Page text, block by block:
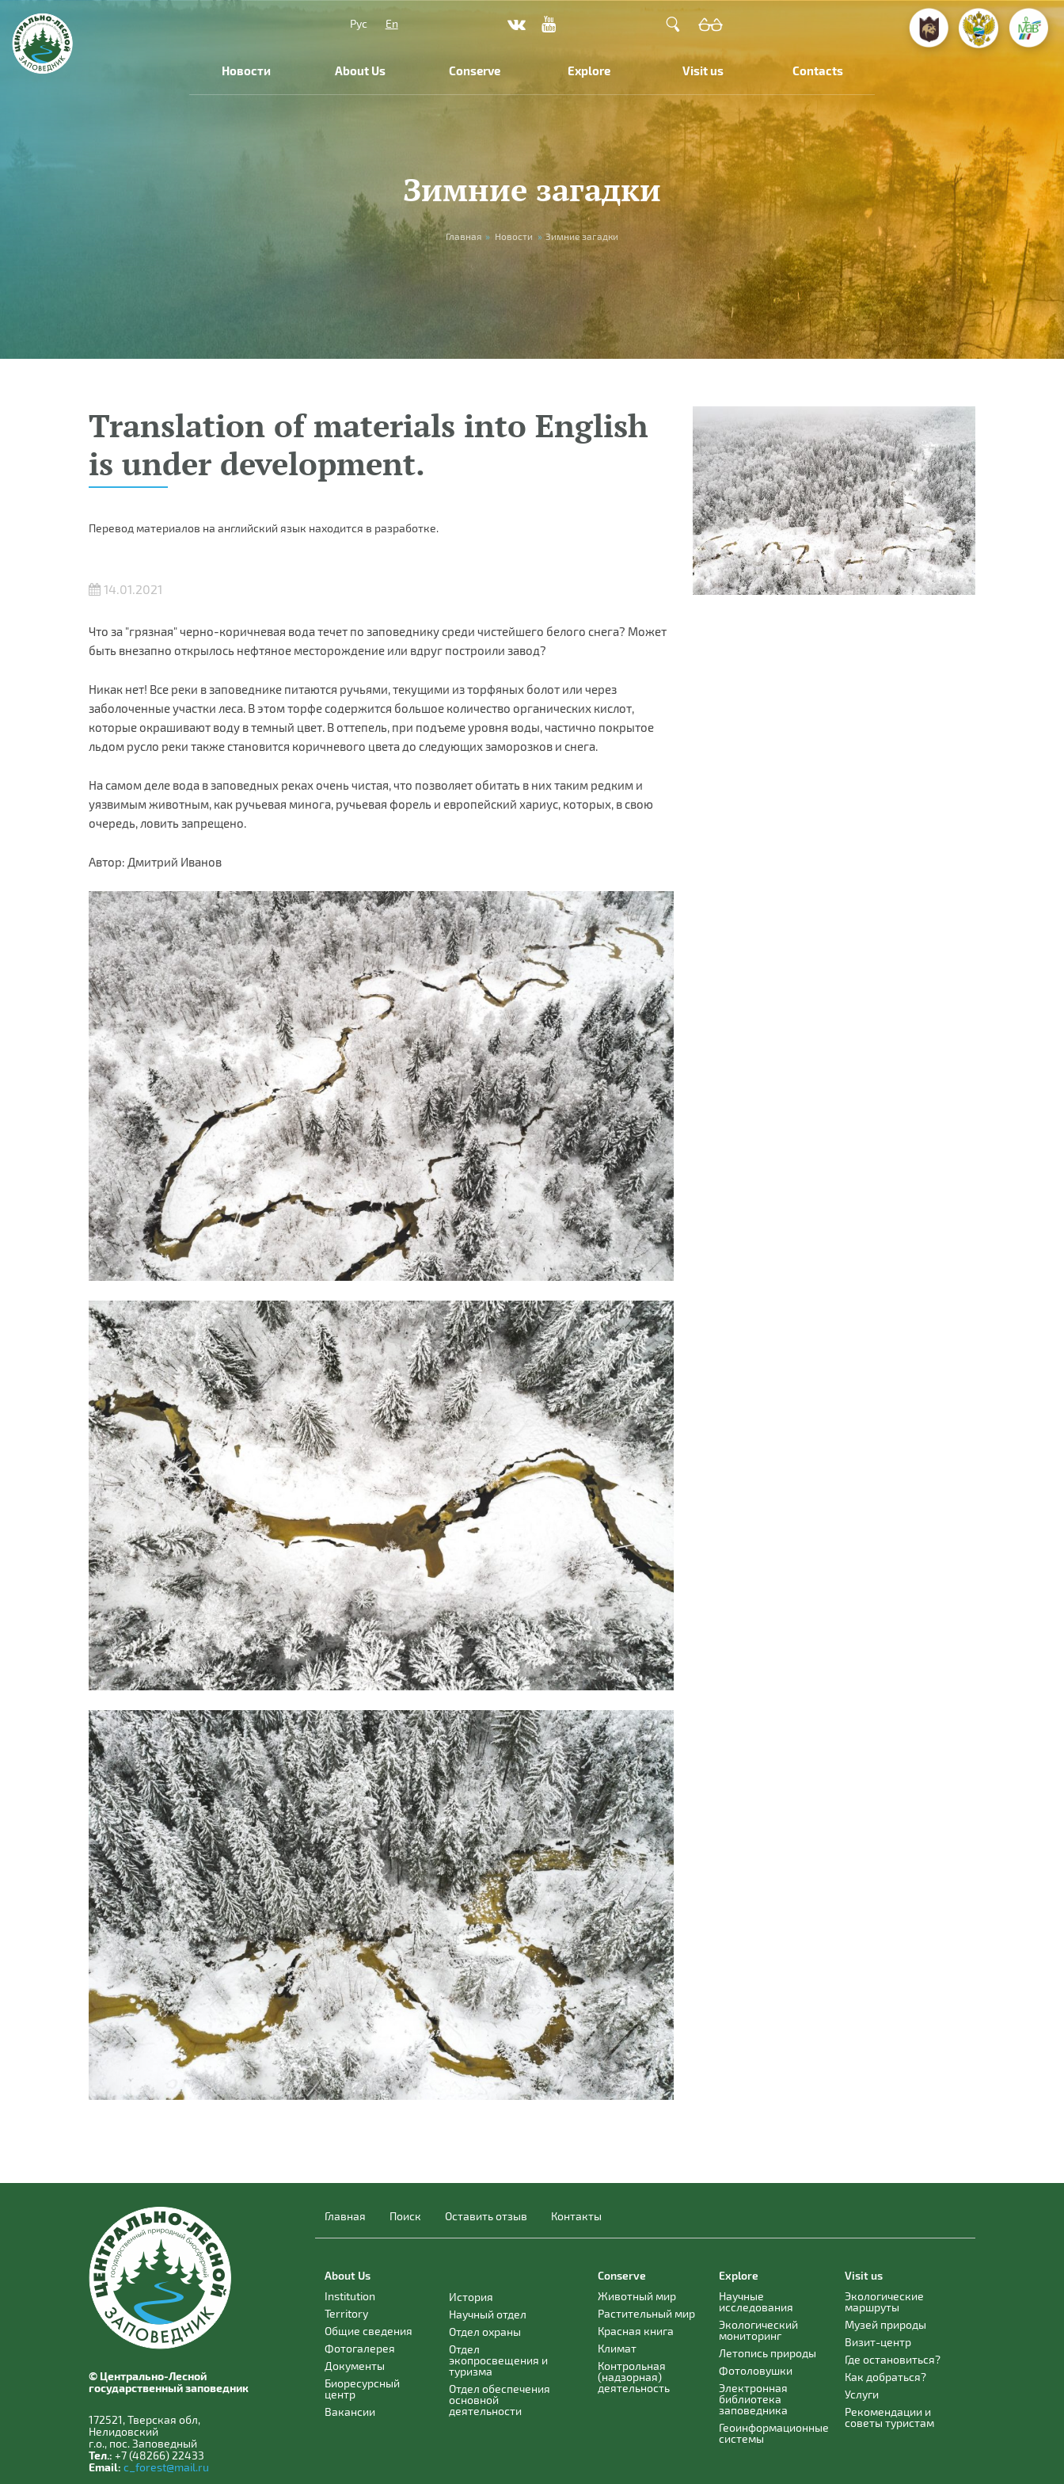
Рус
En
Новости About Us Conserve Explore Visit us Contacts
Зимние загадки
Главная » Новости » Зимние загадки
Translation of materials into English
is under development.
Перевод материалов на английский язык находится в разработке.
14.01.2021
Что за "грязная" черно-коричневая вода течет по заповеднику среди чистейшего белого снега? Может
быть внезапно открылось нефтяное месторождение или вдруг построили завод?
Никак нет! Все реки в заповеднике питаются ручьями, текущими из торфяных болот или через
заболоченные участки леса. В этом торфе содержится большое количество органических кислот,
которые окрашивают воду в темный цвет. В оттепель, при подъеме уровня воды, частично покрытое
льдом русло реки также становится коричневого цвета до следующих заморозков и снега.
На самом деле вода в заповедных реках очень чистая, что позволяет обитать в них таким редким и
уязвимым животным, как ручьевая минога, ручьевая форель и европейский хариус, которых, в свою
очередь, ловить запрещено.
Автор: Дмитрий Иванов
© Центрально-Лесной
государственный заповедник
172521, Тверская обл,
Нелидовский
г.о., пос. Заповедный
Тел.: +7 (48266) 22433
Email: c_forest@mail.ru
Главная Поиск Оставить отзыв Контакты
About Us
Institution
Territory
Общие сведения
Фотогалерея
Документы
Биоресурсный
центр
Вакансии
История
Научный отдел
Отдел охраны
Отдел
экопросвещения и
туризма
Отдел обеспечения
основной
деятельности
Conserve
Животный мир
Растительный мир
Красная книга
Климат
Контрольная
(надзорная)
деятельность
Explore
Научные
исследования
Экологический
мониторинг
Летопись природы
Фотоловушки
Электронная
библиотека
заповедника
Геоинформационные
системы
Visit us
Экологические
маршруты
Музей природы
Визит-центр
Где остановиться?
Как добраться?
Услуги
Рекомендации и
советы туристам